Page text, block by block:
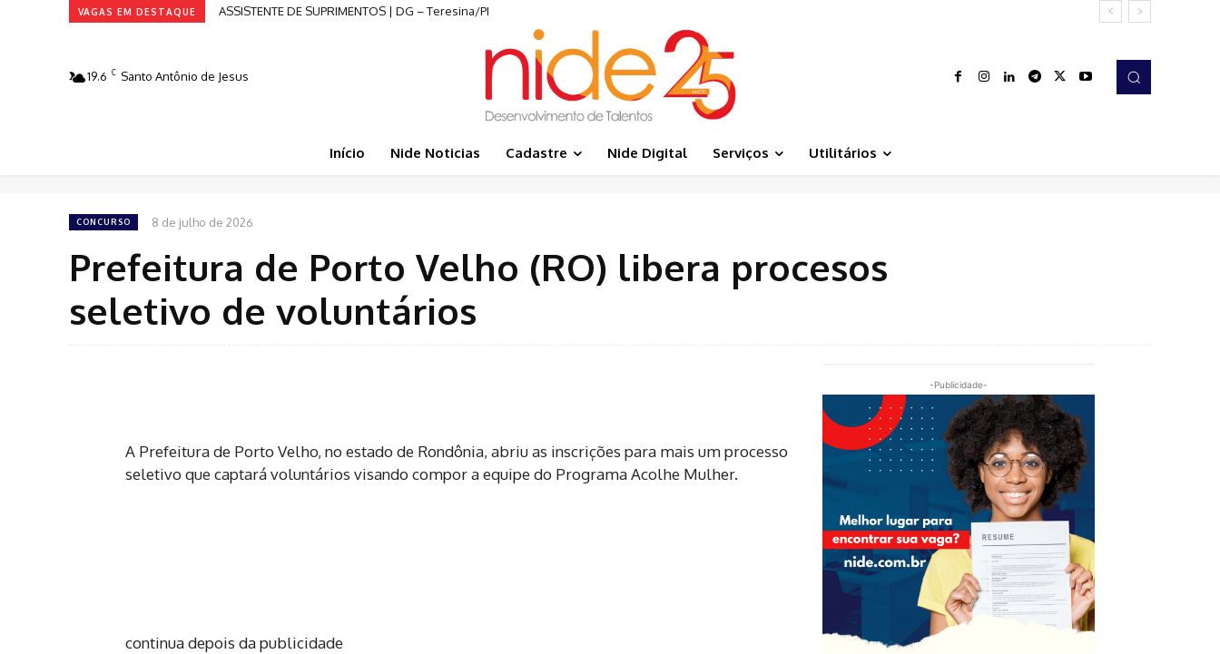
VAGAS EM DESTAQUE ASSISTENTE DE SUPRIMENTOS | DG – Teresina/PI
19.6 C Santo Antônio de Jesus
Início Nide Noticias Cadastre Nide Digital Serviços Utilitários
CONCURSO 8 de julho de 2026
Prefeitura de Porto Velho (RO) libera procesos
seletivo de voluntários
A Prefeitura de Porto Velho, no estado de Rondônia, abriu as inscrições para mais um processo
seletivo que captará voluntários visando compor a equipe do Programa Acolhe Mulher.
continua depois da publicidade
-Publicidade-